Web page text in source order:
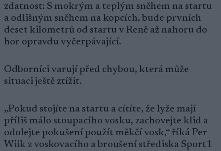
zdatnost: S mokrým a teplým sněhem na startu
a odlišným sněhem na kopcích, bude prvních
deset kilometrů od startu v Reně až nahoru do
hor opravdu vyčerpávající.
Odborníci varují před chybou, která může
situaci ještě ztížit.
„Pokud stojíte na startu a cítíte, že lyže mají
příliš málo stoupacího vosku, zachovejte klid a
odolejte pokušení použít měkčí vosk,“ říká Per
Wiik z voskovacího a broušení střediska Sport1